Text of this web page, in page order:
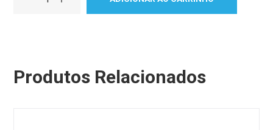
Produtos Relacionados